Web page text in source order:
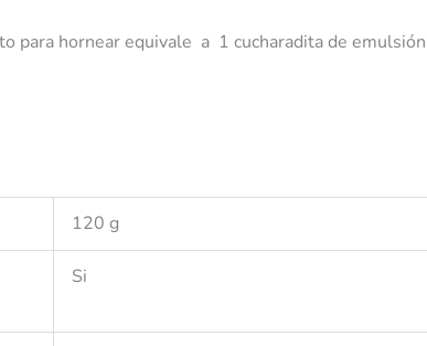
para hornear equivale a 1 cucharadita de emulsión
120 g
Si